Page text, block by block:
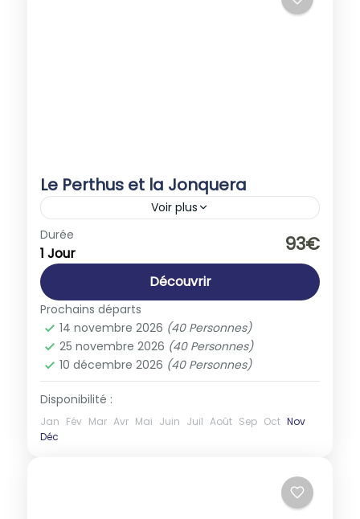
Le Perthus et la Jonquera
Voir plus
Espagne
1-40 People
Durée
1 Jour 93€
Découvrir
Prochains départs
14 novembre 2026 (40 Personnes)
25 novembre 2026 (40 Personnes)
10 décembre 2026 (40 Personnes)
Disponibilité :
Jan Fév Mar Avr Mai Juin Juil Août Sep Oct Nov
Déc